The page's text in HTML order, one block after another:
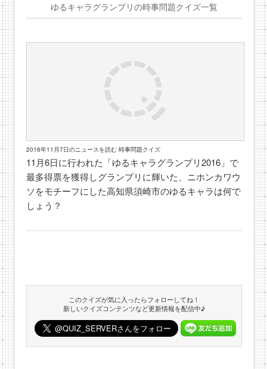
ゆるキャラグランプリの時事問題クイズ一覧
2016年11月7日のニュースを読む 時事問題クイズ
11月6日に行われた「ゆるキャラグランプリ2016」で
最多得票を獲得しグランプリに輝いた、ニホンカワウ
ソをモチーフにした高知県須崎市のゆるキャラは何で
しょう？
このクイズが気に入ったらフォローしてね！
新しいクイズコンテンツなど更新情報を配信中♪